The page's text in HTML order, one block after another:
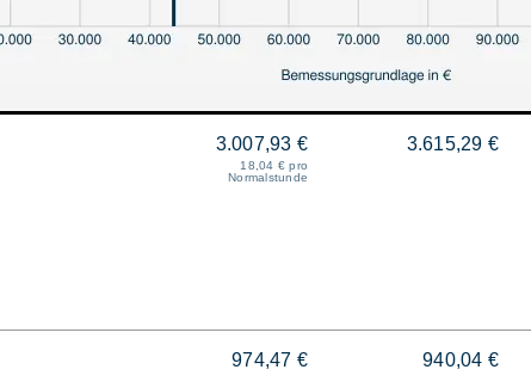
3.007,93 €
18,04 € pro
Normalstunde
3.615,29 €
974,47 € 940,04 €